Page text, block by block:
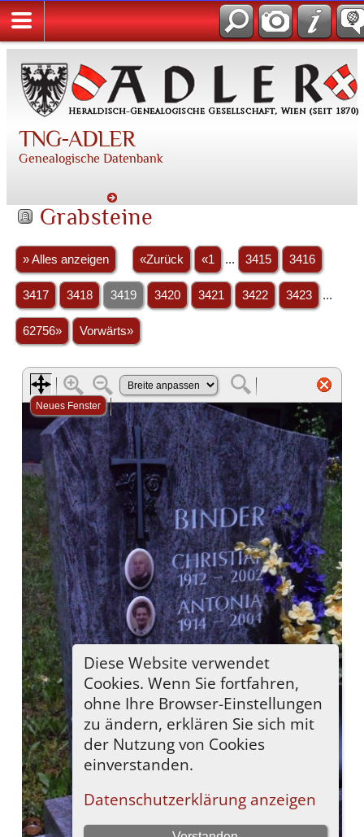
TNG-ADLER
Genealogische Datenbank
Grabsteine
» Alles anzeigen «Zurück «1 ... 3415 3416
3417 3418 3419 3420 3421 3422 3423 ...
62756» Vorwärts»